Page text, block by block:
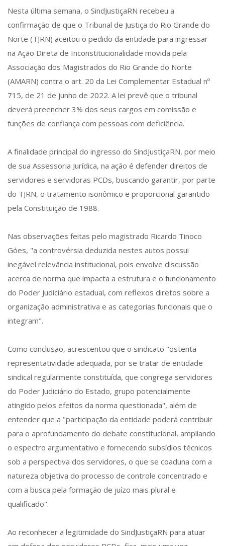
Nesta última semana, o SindJustiçaRN recebeu a
confirmação de que o Tribunal de Justiça do Rio Grande do
Norte (TJRN) aceitou o pedido da entidade para ingressar
na Ação Direta de Inconstitucionalidade movida pela
Associação dos Magistrados do Rio Grande do Norte
(AMARN) contra o art. 20 da Lei Complementar Estadual nº
715, de 21 de junho de 2022. A lei prevê que o tribunal
deverá preencher 3% dos seus cargos em comissão e
funções de confiança com pessoas com deficiência.
A finalidade principal do ingresso do SindJustiçaRN, por meio
de sua Assessoria Jurídica, na ação é defender direitos de
servidores e servidoras PCDs, buscando garantir, por parte
do TJRN, o tratamento isonômico e proporcional garantido
pela Constituição de 1988.
Nas observações feitas pelo magistrado Ricardo Tinoco
Góes, "a controvérsia deduzida nestes autos possui
inegável relevância institucional, pois envolve discussão
acerca de norma que impacta a estrutura e o funcionamento
do Poder Judiciário estadual, com reflexos diretos sobre a
organização administrativa e as categorias funcionais que o
integram".
Como conclusão, acrescentou que o sindicato "ostenta
representatividade adequada, por se tratar de entidade
sindical regularmente constituída, que congrega servidores
do Poder Judiciário do Estado, grupo potencialmente
atingido pelos efeitos da norma questionada", além de
entender que a "participação da entidade poderá contribuir
para o aprofundamento do debate constitucional, ampliando
o espectro argumentativo e fornecendo subsídios técnicos
sob a perspectiva dos servidores, o que se coaduna com a
natureza objetiva do processo de controle concentrado e
com a busca pela formação de juízo mais plural e
qualificado".
Ao reconhecer a legitimidade do SindJustiçaRN para atuar